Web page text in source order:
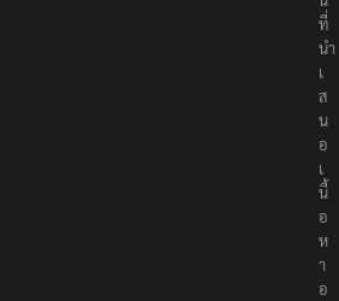
ที่
นำ
เ
ส
น
อ
เ
นื้
อ
ห
า
อ